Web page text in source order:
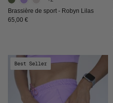
Brassière de sport - Robyn Lilas
65,00 €
Best Seller